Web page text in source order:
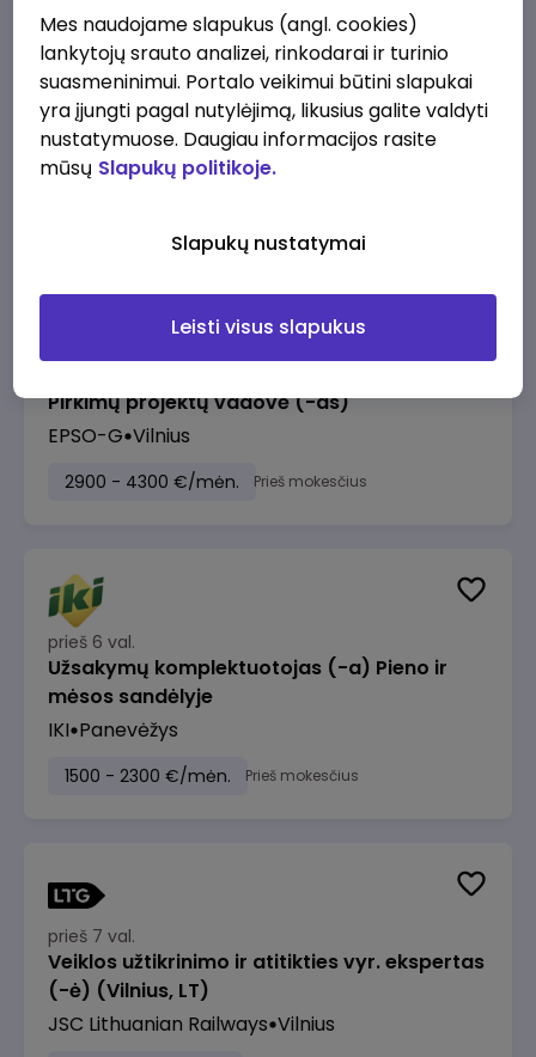
prieš 5 val.
IT sprendimų architektas (-ė) (Vilnius, LT)
JSC Lithuanian Railways
Pirkimų projektų vadovė (-as)
EPSO-G Vilnius
2900 - 4300 €/mėn. Prieš mokesčius
prieš 6 val.
Užsakymų komplektuotojas (-a) Pieno ir
mėsos sandėlyje
IKI Panevėžys
1500 - 2300 €/mėn. Prieš mokesčius
prieš 7 val.
Veiklos užtikrinimo ir atitikties vyr. ekspertas
(-ė) (Vilnius, LT)
JSC Lithuanian Railways Vilnius
Mes naudojame slapukus (angl. cookies)
lankytojų srauto analizei, rinkodarai ir turinio
suasmeninimui. Portalo veikimui būtini slapukai
yra įjungti pagal nutylėjimą, likusius galite valdyti
nustatymuose. Daugiau informacijos rasite
mūsų Slapukų politikoje.
Slapukų nustatymai
Leisti visus slapukus